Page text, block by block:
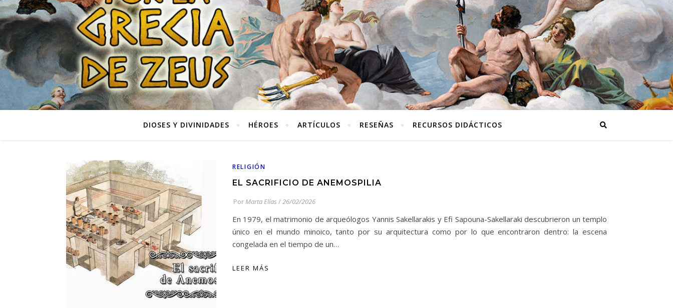
DIOSES Y DIVINIDADES HÉROES ARTÍCULOS RESEÑAS RECURSOS DIDÁCTICOS
RELIGIÓN
EL SACRIFICIO DE ANEMOSPILIA
PorMarta Elías /26/02/2026
En 1979, el matrimonio de arqueólogos Yannis Sakellarakis y Efi Sapouna-Sakellaraki descubrieron un templo
único en el mundo minoico, tanto por su arquitectura como por lo que encontraron dentro: la escena
congelada en el tiempo de un…
LEER MÁS